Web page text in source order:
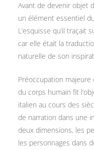
Avant de devenir objet
un élément essentiel
L’esquisse qu’il traçait
car elle était la
naturelle de son
Préoccupation majeure
du corps humain fit
italien au cours des
de narration dans une
deux dimensions, les
les personnages dans